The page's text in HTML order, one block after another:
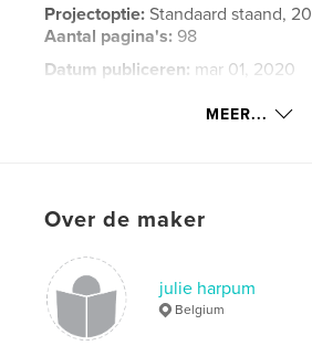
Projectoptie: Standaard staand,
Aantal pagina's: 98
Datum publiceren: mar 01, 2020
MEER...
Over de maker
julie harpum
Belgium